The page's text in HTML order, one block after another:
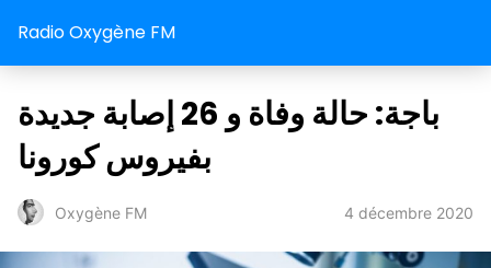
Radio Oxygène FM
باجة: حالة وفاة و 26 إصابة جديدة
بفيروس كورونا
Oxygène FM 4 décembre 2020